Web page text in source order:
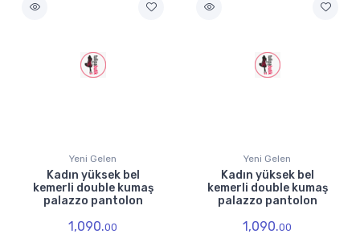
Yeni Gelen
Kadın yüksek bel
kemerli double kumaş
palazzo pantolon
1,090.00
Yeni Gelen
Kadın yüksek bel
kemerli double kumaş
palazzo pantolon
1,090.00